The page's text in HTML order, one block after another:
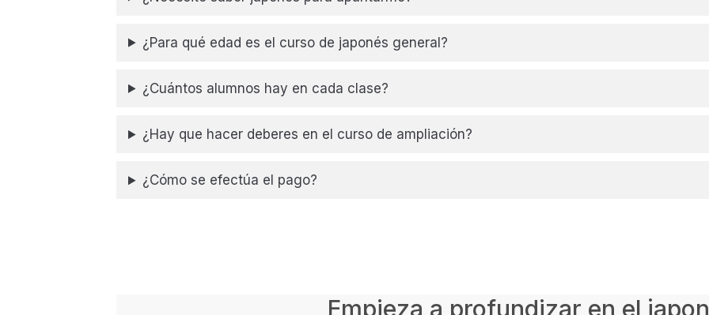
¿Para qué edad es el curso de japonés general?
¿Cuántos alumnos hay en cada clase?
¿Hay que hacer deberes en el curso de ampliación?
¿Cómo se efectúa el pago?
Empieza a profundizar en el